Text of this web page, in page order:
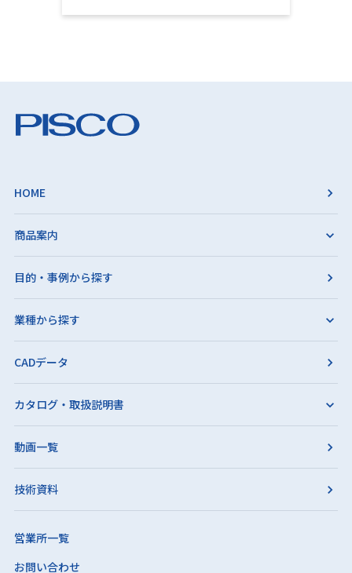
HOME
商品案内
目的・事例から探す
業種から探す
CADデータ
カタログ・取扱説明書
動画一覧
技術資料
営業所一覧
お問い合わせ